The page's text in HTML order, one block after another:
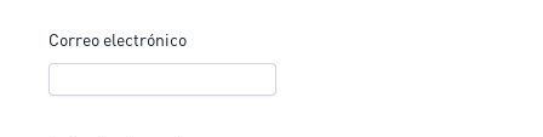
Correo electrónico